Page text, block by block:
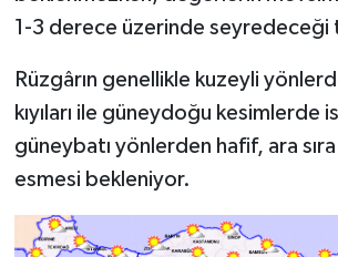
1-3 derece üzerinde seyredeceği
Rüzgârın genellikle kuzeyli
kıyıları ile güneydoğu kesimlerde
güneybatı yönlerden hafif, ara
esmesi bekleniyor.